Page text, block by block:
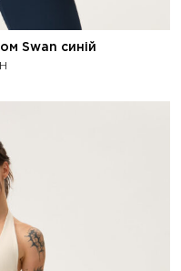
Swan синій